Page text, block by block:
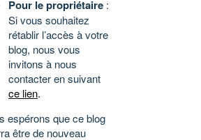
Pour le propriétaire :
Si vous souhaitez
rétablir l’accès à votre
blog, nous vous
invitons à nous
contacter en suivant
ce lien.
espérons que ce blog
être de nouveau